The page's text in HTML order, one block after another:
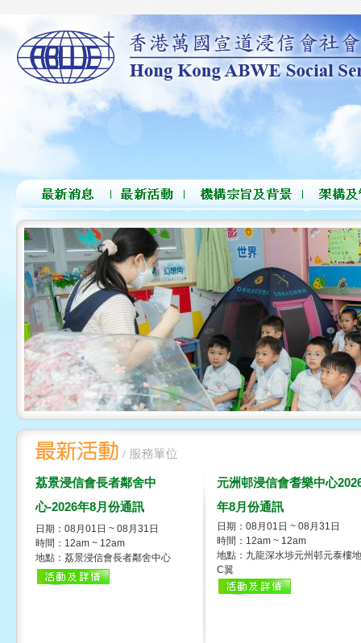
荔景浸信會長者鄰舍中
心-2026年8月份通訊
日期：08月01日 ~ 08月31日
時間：12am ~ 12am
地點：荔景浸信會長者鄰舍中心
元洲邨浸信會耆樂中心
年8月份通訊
日期：08月01日 ~ 08月31日
時間：12am ~ 12am
地點：九龍深水埗元州邨元泰樓
C翼